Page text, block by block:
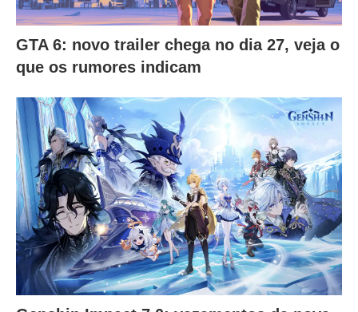
GTA 6: novo trailer chega no dia 27, veja o
que os rumores indicam